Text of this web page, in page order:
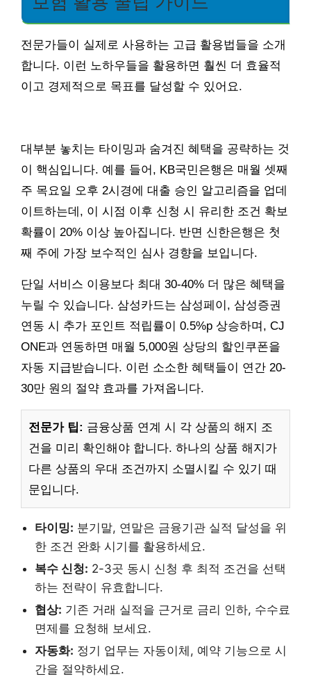
전문가들이 실제로 사용하는 고급 활용법들을 소개
합니다. 이런 노하우들을 활용하면 훨씬 더 효율적
이고 경제적으로 목표를 달성할 수 있어요.
대부분 놓치는 타이밍과 숨겨진 혜택을 공략하는 것
이 핵심입니다. 예를 들어, KB국민은행은 매월 셋째
주 목요일 오후 2시경에 대출 승인 알고리즘을 업데
이트하는데, 이 시점 이후 신청 시 유리한 조건 확보
확률이 20% 이상 높아집니다. 반면 신한은행은 첫
째 주에 가장 보수적인 심사 경향을 보입니다.
단일 서비스 이용보다 최대 30-40% 더 많은 혜택을
누릴 수 있습니다. 삼성카드는 삼성페이, 삼성증권
연동 시 추가 포인트 적립률이 0.5%p 상승하며, CJ
ONE과 연동하면 매월 5,000원 상당의 할인쿠폰을
자동 지급받습니다. 이런 소소한 혜택들이 연간 20-
30만 원의 절약 효과를 가져옵니다.
전문가 팁: 금융상품 연계 시 각 상품의 해지 조
건을 미리 확인해야 합니다. 하나의 상품 해지가
다른 상품의 우대 조건까지 소멸시킬 수 있기 때
문입니다.
타이밍: 분기말, 연말은 금융기관 실적 달성을 위
한 조건 완화 시기를 활용하세요.
복수 신청: 2-3곳 동시 신청 후 최적 조건을 선택
하는 전략이 유효합니다.
협상: 기존 거래 실적을 근거로 금리 인하, 수수료
면제를 요청해 보세요.
자동화: 정기 업무는 자동이체, 예약 기능으로 시
간을 절약하세요.